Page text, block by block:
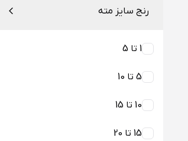
رنج سایز مته
1 تا 5
5 تا 10
10 تا 15
15 تا 20